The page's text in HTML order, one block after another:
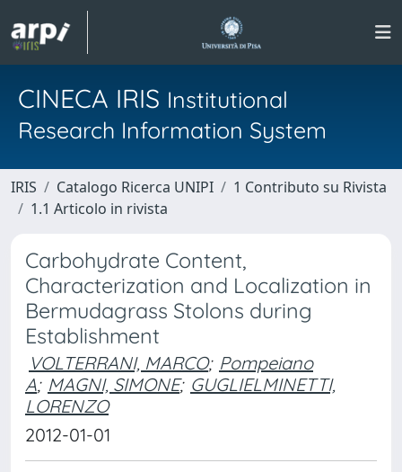
CINECA IRIS Institutional
Research Information System
IRIS Catalogo Ricerca UNIPI
1 Contributo su Rivista
1.1 Articolo in rivista
Carbohydrate Content,
Characterization and Localization in
Bermudagrass Stolons during
Establishment
VOLTERRANI, MARCO; Pompeiano
A; MAGNI, SIMONE; GUGLIELMINETTI,
LORENZO
2012-01-01